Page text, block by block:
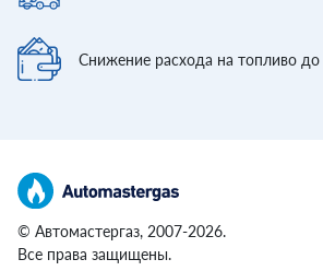
Снижение расхода на топливо до
© Автомастергаз, 2007-2026.
Все права защищены.